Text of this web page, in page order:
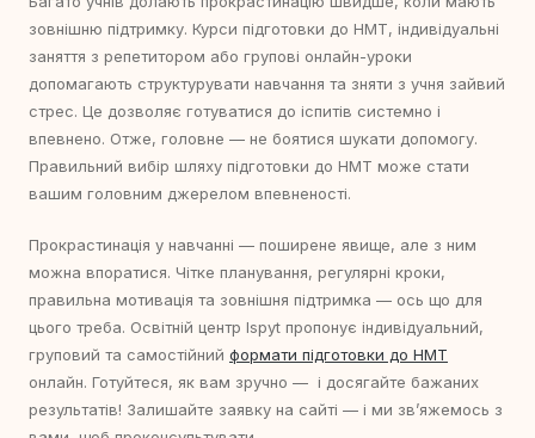
зовнішню підтримку. Курси підготовки до НМТ, індивідуальні
заняття з репетитором або групові онлайн-уроки
допомагають структурувати навчання та зняти з учня зайвий
стрес. Це дозволяє готуватися до іспитів системно і
впевнено. Отже, головне — не боятися шукати допомогу.
Правильний вибір шляху підготовки до НМТ може стати
вашим головним джерелом впевненості.
Прокрастинація у навчанні — поширене явище, але з ним
можна впоратися. Чітке планування, регулярні кроки,
правильна мотивація та зовнішня підтримка — ось що для
цього треба. Освітній центр Ispyt пропонує індивідуальний,
груповий та самостійний формати підготовки до НМТ
онлайн. Готуйтеся, як вам зручно — і досягайте бажаних
результатів! Залишайте заявку на сайті — і ми звʼяжемось з